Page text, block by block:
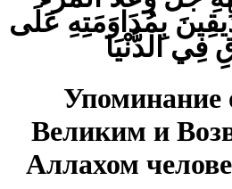
بِمُدَاوَمَتِهِ عَلَى
فِي الدُّنْيَا
Упоминание
Великим и
Аллахом